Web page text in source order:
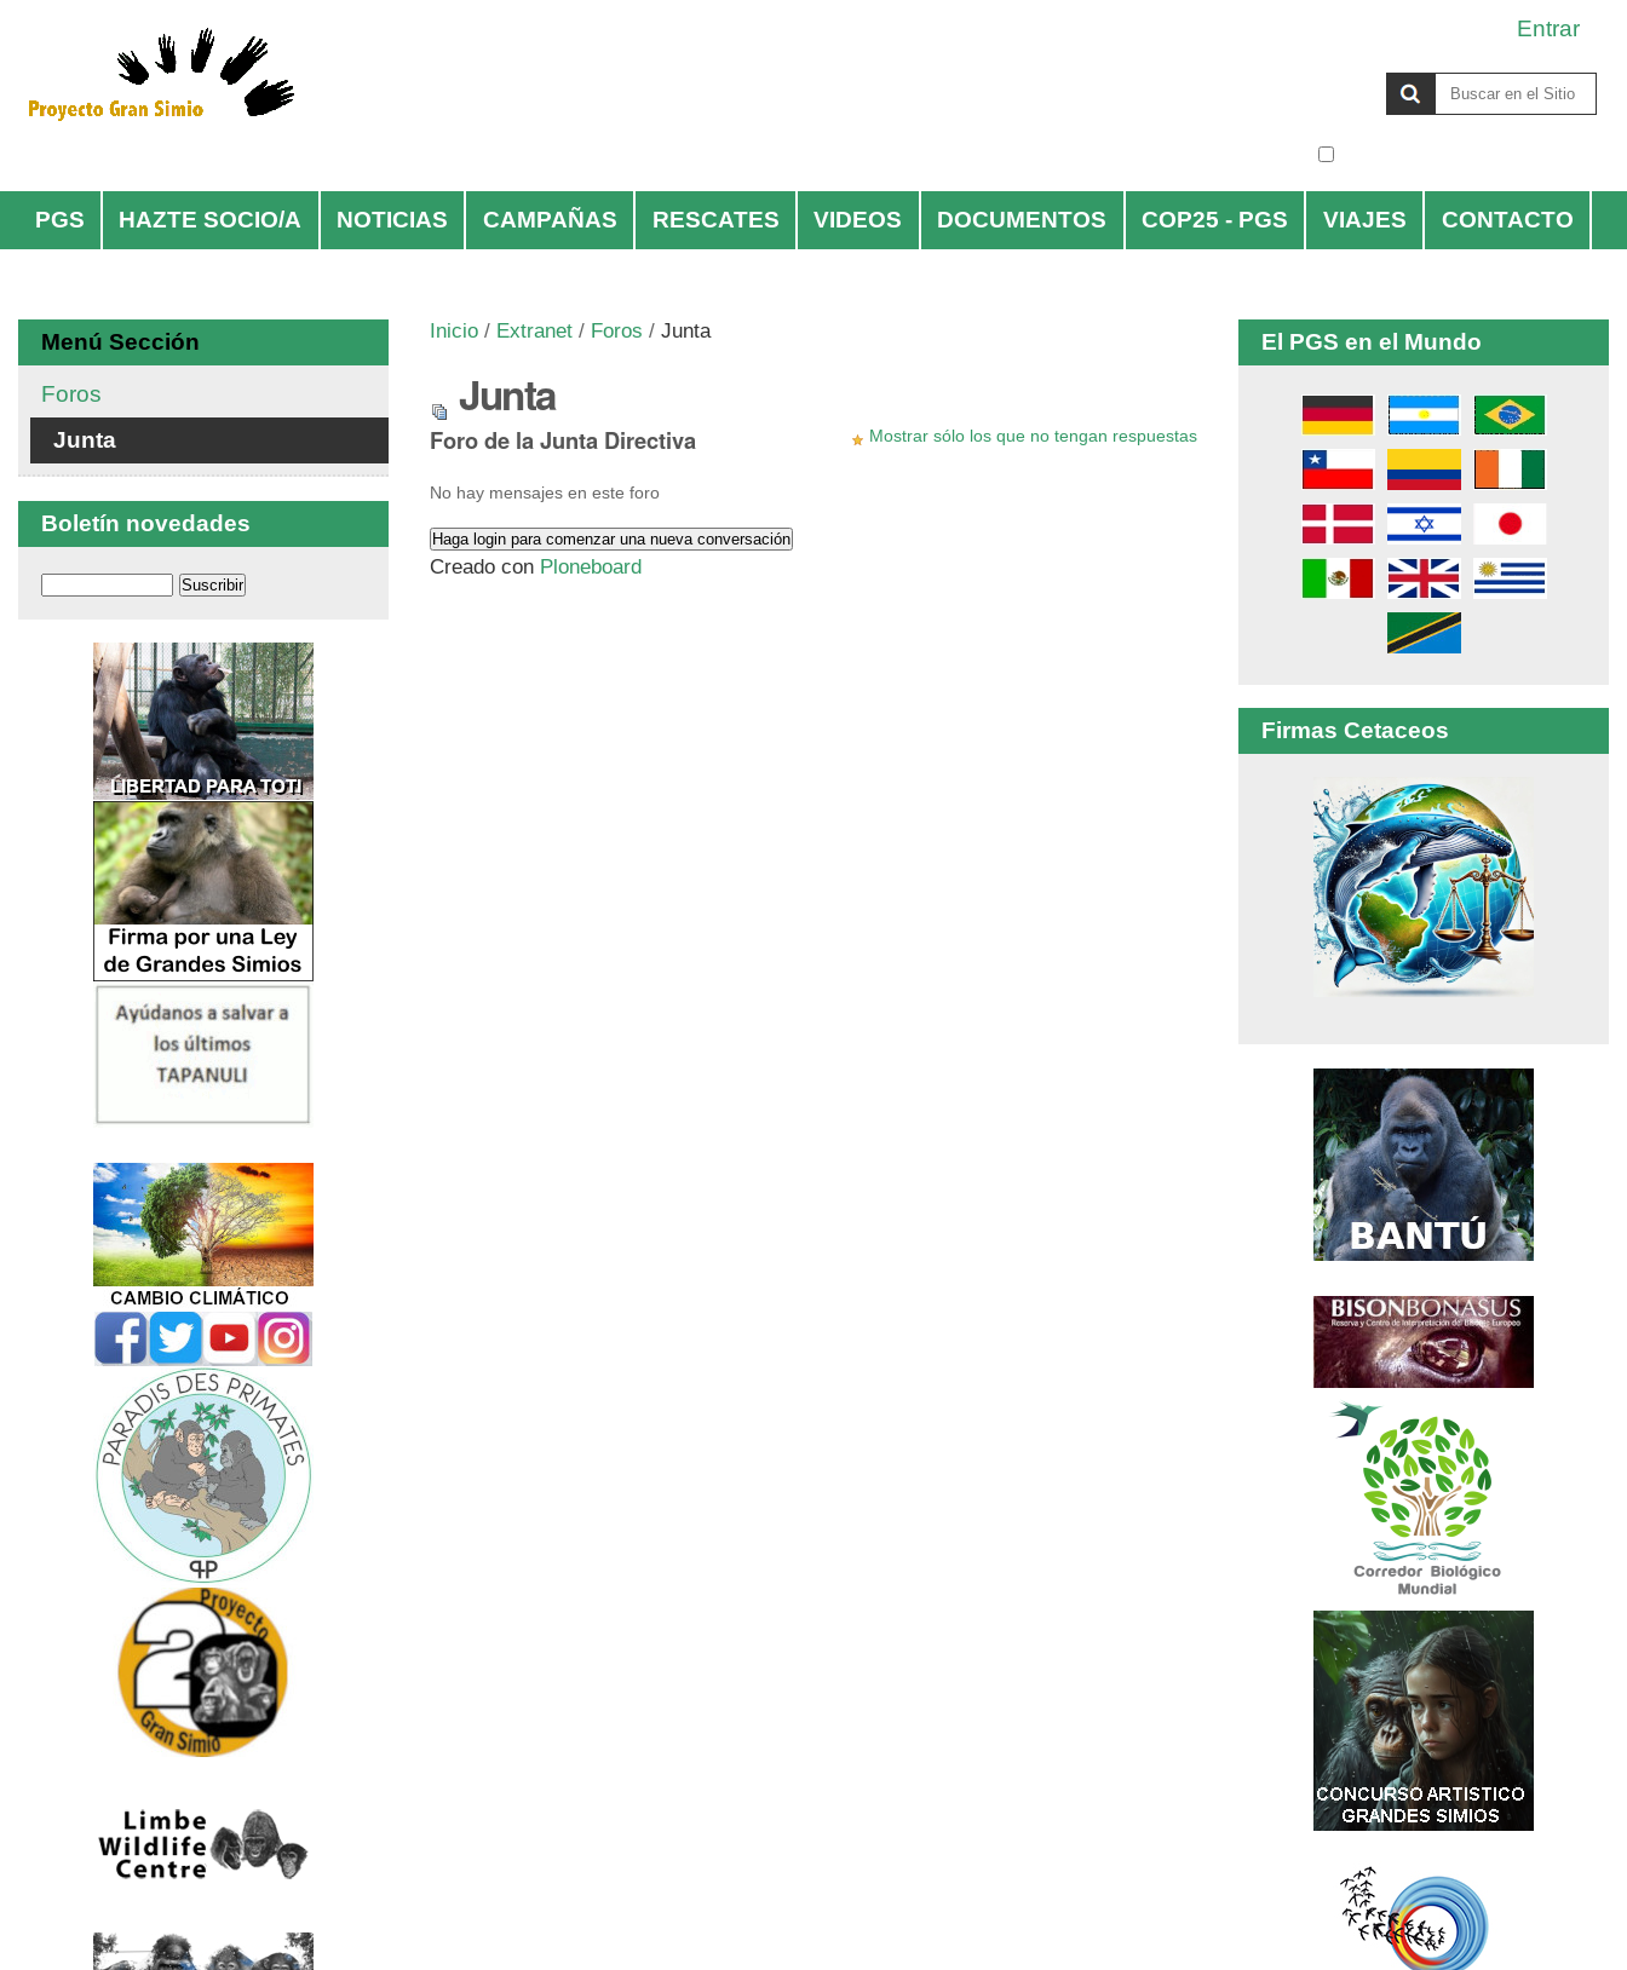
contenido.
a
navegación
Personales
Entrar
Avanzada…
Navegación
PGS HAZTE SOCIO/A NOTICIAS CAMPAÑAS RESCATES VIDEOS DOCUMENTOS COP25 - PGS VIAJES CONTACTO
Inicio / Extranet / Foros /Junta
Junta
Mostrar sólo los que no tengan respuestas
Foro de la Junta Directiva
No hay mensajes en este foro
Creado con Ploneboard
Menú Sección
Foros
Junta
Boletín novedades
El PGS en el Mundo
Firmas Cetaceos